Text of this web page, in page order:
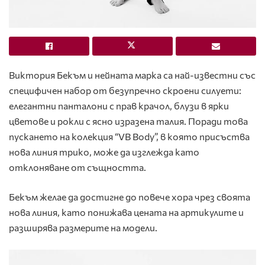
Виктория Бекъм и нейната марка са най-известни със
специфичен набор от безупречно скроени силуети:
елегантни панталони с прав крачол, блузи в ярки
цветове и рокли с ясно изразена талия. Поради това
пускането на колекция “VB Body”, в която присъства
нова линия трико, може да изглежда като
отклоняване от същността.
Бекъм желае да достигне до повече хора чрез своята
нова линия, като понижава цената на артикулите и
разширява размерите на модели.